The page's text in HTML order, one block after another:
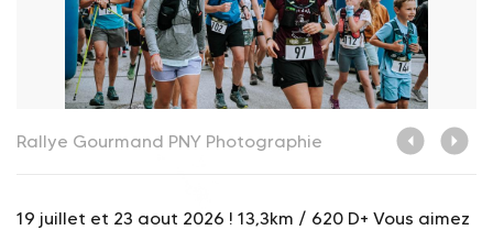
Rallye Gourmand PNY Photographie
19 juillet et 23 aout 2026 ! 13,3km / 620 D+ Vous aimez